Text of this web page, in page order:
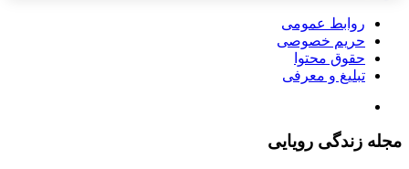
روابط عمومی
حریم خصوصی
حقوق محتوا
تبلیغ و معرفی
مجله زندگی رویایی